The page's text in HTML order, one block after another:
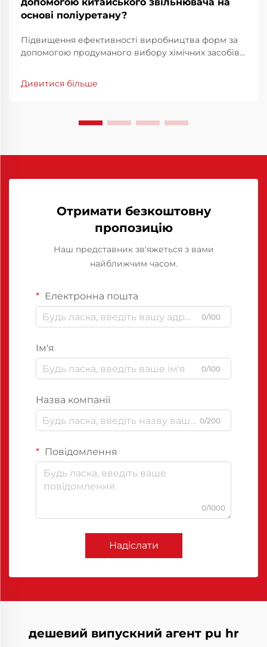
основі поліуретану?
Підвищення ефективності виробництва форм за
допомогою продуманого вибору хімічних засобів
виробництва ефективність форм є не лише
технічним пріоритетом, а й фінансовою
Дивитися більше
Отримати безкоштовну
пропозицію
Наш представник зв'яжеться з вами
найближчим часом.
Електронна пошта
0/100
Ім'я
0/100
Назва компанії
0/200
Повідомлення
0/1000
Надіслати
дешевий випускний агент pu hr